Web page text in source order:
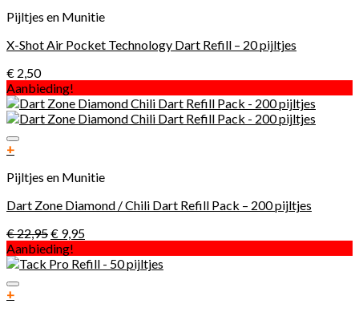
Pijltjes en Munitie
X-Shot Air Pocket Technology Dart Refill – 20 pijltjes
€ 2,50
Aanbieding!
+
Pijltjes en Munitie
Dart Zone Diamond / Chili Dart Refill Pack – 200 pijltjes
€22,95€ 9,95
Aanbieding!
+